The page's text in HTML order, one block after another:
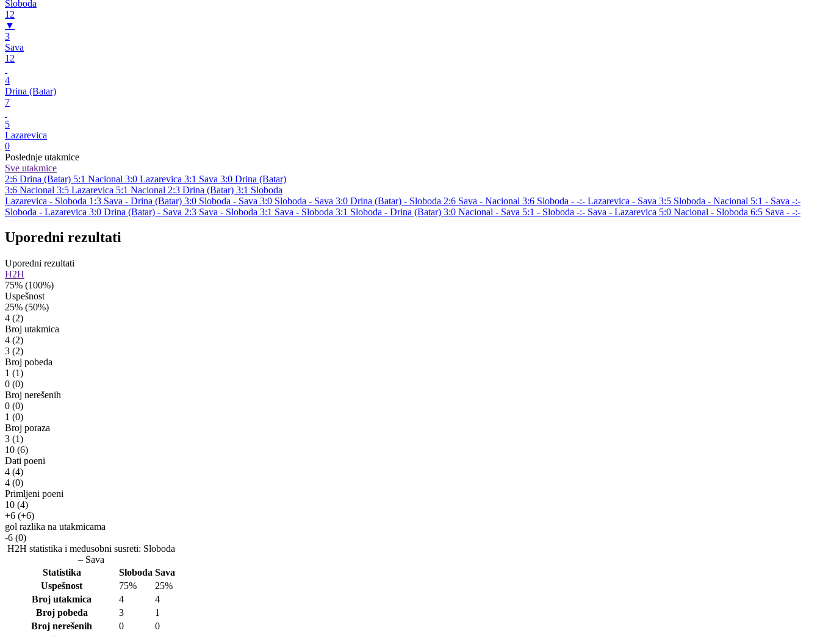
Sloboda
12
▼
3
Sava
12
4
Drina (Batar)
7
5
Lazarevica
0
Poslednje utakmice
Sve utakmice
2:6 Drina (Batar) 5:1 Nacional 3:0 Lazarevica 3:1 Sava 3:0 Drina (Batar)
3:6 Nacional 3:5 Lazarevica 5:1 Nacional 2:3 Drina (Batar) 3:1 Sloboda
Lazarevica - Sloboda 1:3 Sava - Drina (Batar) 3:0 Sloboda - Sava 3:0 Sloboda - Sava 3:0 Drina (Batar) - Sloboda 2:6 Sava - Nacional 3:6 Sloboda - -:- Lazarevica - Sava 3:5 Sloboda - Nacional 5:1 - Sava -:-
Sloboda - Lazarevica 3:0 Drina (Batar) - Sava 2:3 Sava - Sloboda 3:1 Sava - Sloboda 3:1 Sloboda - Drina (Batar) 3:0 Nacional - Sava 5:1 - Sloboda -:- Sava - Lazarevica 5:0 Nacional - Sloboda 6:5 Sava - -:-
Uporedni rezultati
Uporedni rezultati
H2H
75% (100%)
Uspešnost
25% (50%)
4 (2)
Broj utakmica
4 (2)
3 (2)
Broj pobeda
1 (1)
0 (0)
Broj nerešenih
0 (0)
1 (0)
Broj poraza
3 (1)
10 (6)
Dati poeni
4 (4)
4 (0)
Primljeni poeni
10 (4)
+6 (+6)
gol razlika na utakmicama
-6 (0)
H2H statistika i međusobni susreti: Sloboda
– Sava
Statistika
Sloboda Sava
Uspešnost
75%
25%
Broj utakmica
4
4
Broj pobeda
3
1
Broj nerešenih
0
0